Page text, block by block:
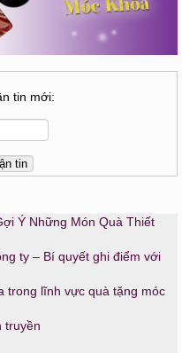
tin mới:
Ý Những Món Quà Thiết
ty – Bí quyết ghi điểm với
trong lĩnh vực quà tặng móc
truyền